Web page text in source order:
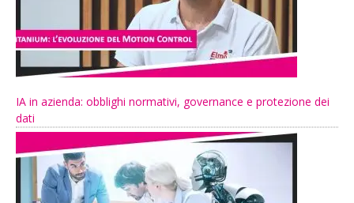
IA in azienda: obblighi normativi, governance e protezione dei
dati